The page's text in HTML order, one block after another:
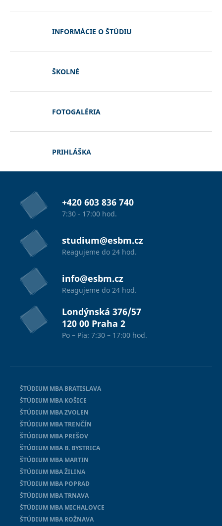
INFORMÁCIE O ŠTÚDIU
ŠKOLNÉ
FOTOGALÉRIA
PRIHLÁŠKA
+420 603 836 740
7:30 - 17:00 hod.
studium@esbm.cz
Reagujeme do 24 hod.
info@esbm.cz
Reagujeme do 24 hod.
Londýnská 376/57
120 00 Praha 2
Po – Pia: 7:30 – 17:00 hod.
ŠTÚDIUM MBA BRATISLAVA
ŠTÚDIUM MBA KOŠICE
ŠTÚDIUM MBA ZVOLEN
ŠTÚDIUM MBA TRENČÍN
ŠTÚDIUM MBA PREŠOV
ŠTÚDIUM MBA B. BYSTRICA
ŠTÚDIUM MBA MARTIN
ŠTÚDIUM MBA ŽILINA
ŠTÚDIUM MBA POPRAD
ŠTÚDIUM MBA TRNAVA
ŠTÚDIUM MBA MICHALOVCE
ŠTÚDIUM MBA ROŽNAVA